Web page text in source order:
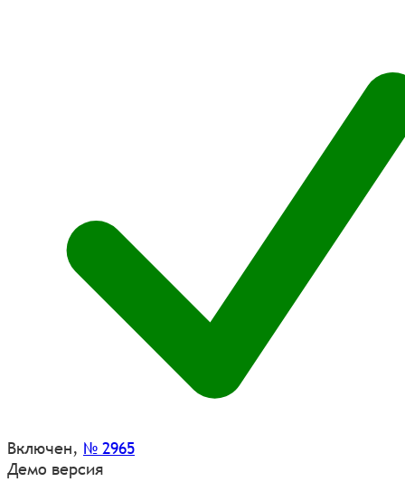
Включен, № 2965
Демо версия